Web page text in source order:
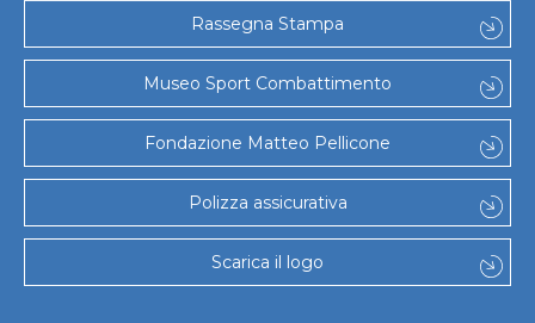
Albi Federali
Arbitri
Lotta
La disciplina
News
Gare e Risultati
Attività Didattica
Albi Federali
Karate
La disciplina
News
Gare e Risultati
Rassegna Stampa
Museo Sport Combattimento
Fondazione Matteo Pellicone
Polizza assicurativa
Scarica il logo